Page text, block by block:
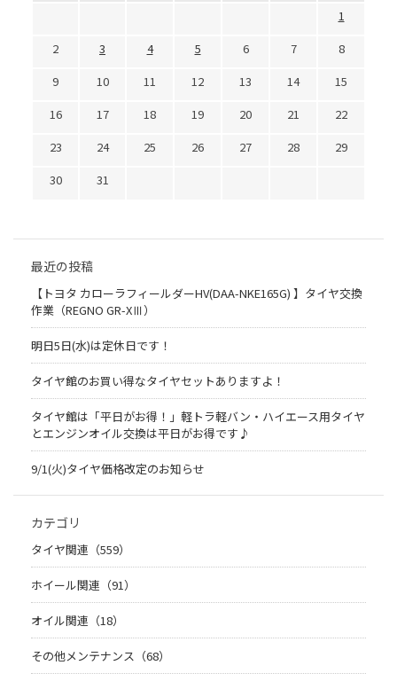
1
2
3 4 5 6 7
8
9
10 11 12 13 14
15
16
17 18 19 20 21
22
23
24 25 26 27 28
29
30
31
最近の投稿
【トヨタ カローラフィールダーHV(DAA-NKE165G) 】タイヤ交換
作業（REGNO GR-XⅢ）
明日5日(水)は定休日です！
タイヤ館のお買い得なタイヤセットありますよ！
タイヤ館は「平日がお得！」軽トラ軽バン・ハイエース用タイヤ
とエンジンオイル交換は平日がお得です♪
9/1(火)タイヤ価格改定のお知らせ
カテゴリ
タイヤ関連（559）
ホイール関連（91）
オイル関連（18）
その他メンテナンス（68）